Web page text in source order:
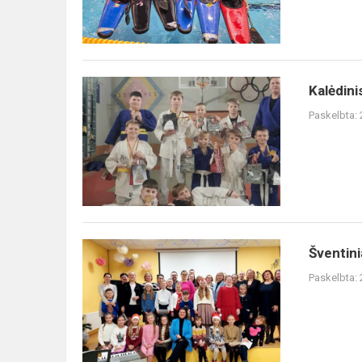
Kalėdinis
dziudo
turnyras
Simno
gimnazijos
specialiojo
ugdy...
Paskelbta:
Šventiniai
atsiskaitymo
koncertai
,,Ei,
Kalėda,
Kalėda“
Paskelbta: